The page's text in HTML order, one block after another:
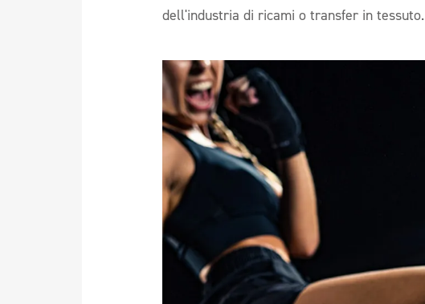
dell'industria di ricami o transfer in tessuto.